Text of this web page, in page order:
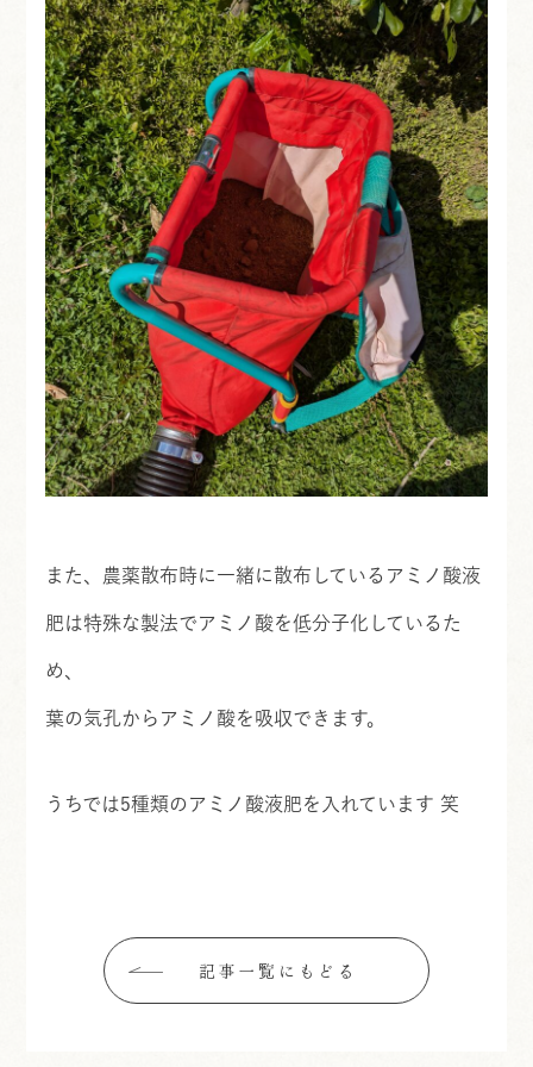
また、農薬散布時に一緒に散布しているアミノ酸液
肥は特殊な製法でアミノ酸を低分子化しているた
め、
葉の気孔からアミノ酸を吸収できます。
うちでは5種類のアミノ酸液肥を入れています 笑
記事一覧にもどる